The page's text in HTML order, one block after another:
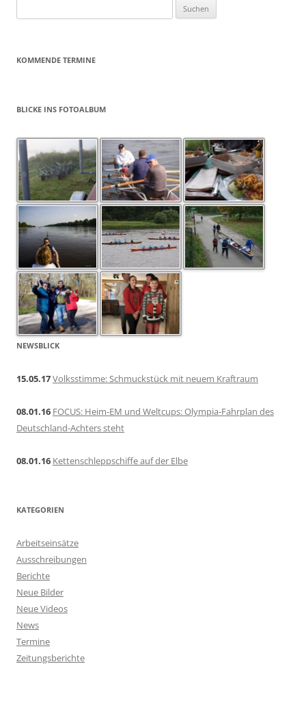
nach:
KOMMENDE TERMINE
BLICKE INS FOTOALBUM
NEWSBLICK
15.05.17Volksstimme: Schmuckstück mit neuem Kraftraum
08.01.16 FOCUS: Heim-EM und Weltcups: Olympia-Fahrplan des
Deutschland-Achters steht
08.01.16 Kettenschleppschiffe auf der Elbe
KATEGORIEN
Arbeitseinsätze
Ausschreibungen
Berichte
Neue Bilder
Neue Videos
News
Termine
Zeitungsberichte